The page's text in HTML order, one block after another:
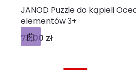
JANOD Puzzle do kąpieli
elementów 3+
Cena
73,00 zł